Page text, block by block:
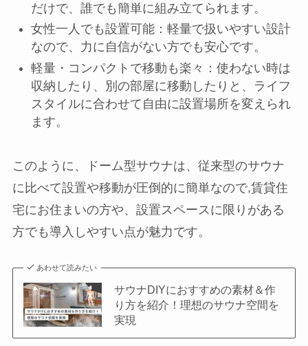
だけで、誰でも簡単に組み立てられます。
女性一人でも設置可能：軽量で扱いやすい設計
なので、力に自信がない方でも安心です。
軽量・コンパクトで移動も楽々：使わない時は
収納したり、別の部屋に移動したりと、ライフ
スタイルに合わせて自由に設置場所を変えられ
ます。
このように、ドーム型サウナは、従来型のサウナ
に比べて設置や移動が圧倒的に簡単なので,賃貸住
宅にお住まいの方や、設置スペースに限りがある
方でも導入しやすい点が魅力です。
あわせて読みたい
サウナDIYにおすすめの素材＆作
り方を紹介！理想のサウナ空間を
実現